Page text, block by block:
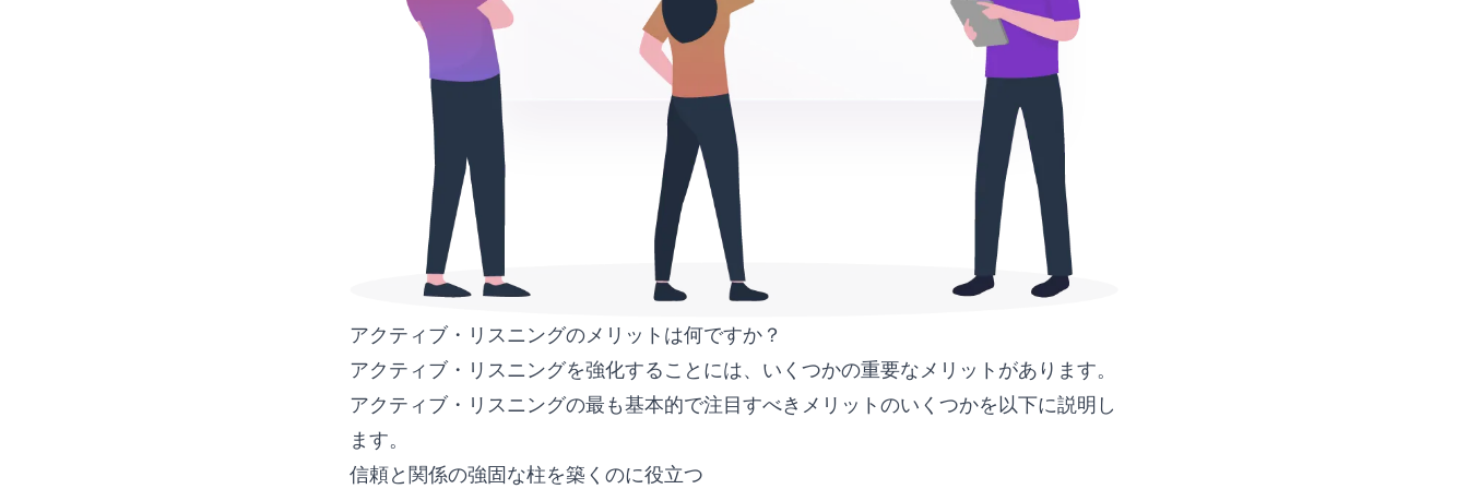
アクティブ・リスニングのメリットは何ですか？
アクティブ・リスニングを強化することには、いくつかの重要なメリットがあります。
アクティブ・リスニングの最も基本的で注目すべきメリットのいくつかを以下に説明し
ます。
信頼と関係の強固な柱を築くのに役立つ